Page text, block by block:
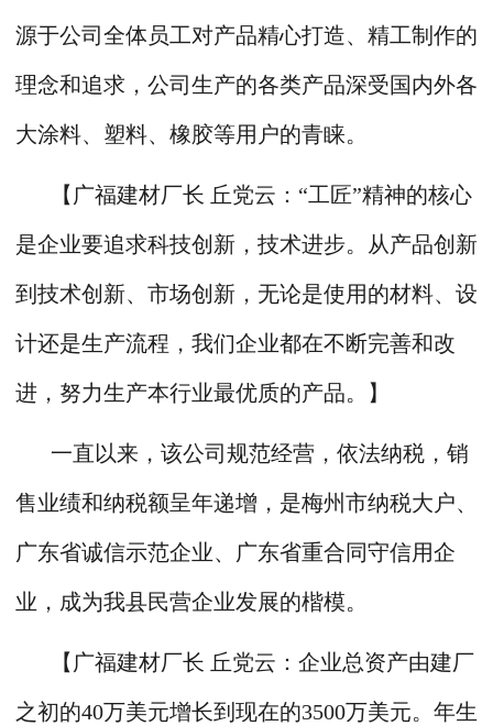
源于公司全体员工对产品精心打造、精工制作的
理念和追求，公司生产的各类产品深受国内外各
大涂料、塑料、橡胶等用户的青睐。
【广福建材厂长 丘党云：“工匠”精神的核心
是企业要追求科技创新，技术进步。从产品创新
到技术创新、市场创新，无论是使用的材料、设
计还是生产流程，我们企业都在不断完善和改
进，努力生产本行业最优质的产品。】
一直以来，该公司规范经营，依法纳税，销
售业绩和纳税额呈年递增，是梅州市纳税大户、
广东省诚信示范企业、广东省重合同守信用企
业，成为我县民营企业发展的楷模。
【广福建材厂长 丘党云：企业总资产由建厂
之初的40万美元增长到现在的3500万美元。年生